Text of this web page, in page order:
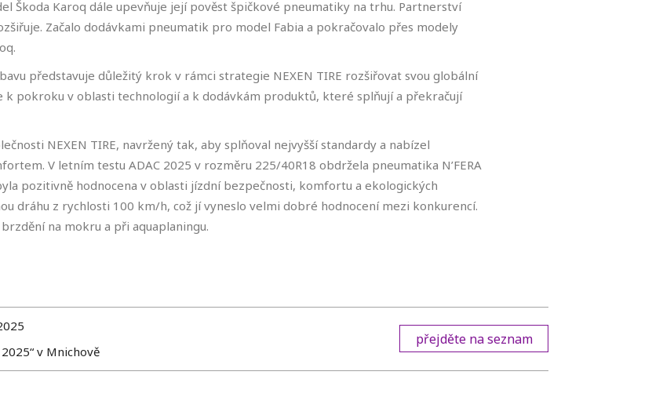
Škoda Karoq dále upevňuje její pověst špičkové pneumatiky na trhu. Partnerství
Začalo dodávkami pneumatik pro model Fabia a pokračovalo přes modely
představuje důležitý krok v rámci strategie NEXEN TIRE rozšiřovat svou globální
k pokroku v oblasti technologií a k dodávkám produktů, které splňují a překračují
NEXEN TIRE, navržený tak, aby splňoval nejvyšší standardy a nabízel
V letním testu ADAC 2025 v rozměru 225/40R18 obdržela pneumatika N’FERA
pozitivně hodnocena v oblasti jízdní bezpečnosti, komfortu a ekologických
dráhu z rychlosti 100 km/h, což jí vyneslo velmi dobré hodnocení mezi konkurencí.
na mokru a při aquaplaningu.
v Mnichově
přejděte na seznam